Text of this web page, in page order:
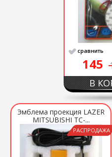
сравнить
145
В
РАСПРОДАЖА
Эмблема проекция LAZER
MITSUBISHI ТС-...